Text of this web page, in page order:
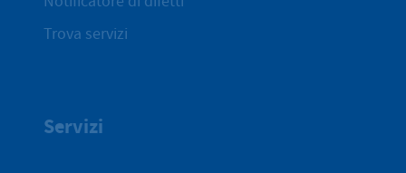
Trova servizi
Servizi